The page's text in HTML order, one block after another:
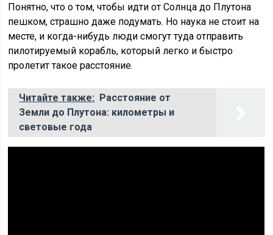
Понятно, что о том, чтобы идти от Солнца до Плутона
пешком, страшно даже подумать. Но наука не стоит на
месте, и когда-нибудь люди смогут туда отправить
пилотируемый корабль, который легко и быстро
пролетит такое расстояние.
Читайте также: Расстояние от
Земли до Плутона: километры и
световые года